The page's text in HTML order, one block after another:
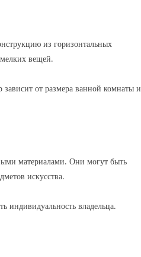
из горизонтальных
вещей.
от размера ванной комнаты и
материалами. Они могут быть
искусства.
индивидуальность владельца.